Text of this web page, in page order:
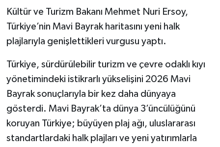
Kültür ve Turizm Bakanı Mehmet Nuri Ersoy,
Türkiye’nin Mavi Bayrak haritasını yeni halk
plajlarıyla genişlettikleri vurgusu yaptı.
Türkiye, sürdürülebilir turizm ve çevre odaklı kıyı
yönetimindeki istikrarlı yükselişini 2026 Mavi
Bayrak sonuçlarıyla bir kez daha dünyaya
gösterdi. Mavi Bayrak’ta dünya 3’üncülüğünü
koruyan Türkiye; büyüyen plaj ağı, uluslararası
standartlardaki halk plajları ve yeni yatırımlarla